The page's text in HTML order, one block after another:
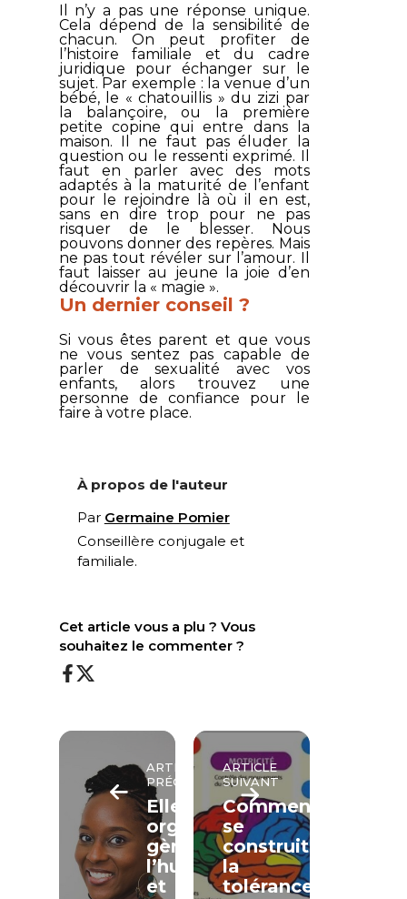
Il n’y a pas une réponse unique.
Cela dépend de la sensibilité de
chacun. On peut profiter de
l’histoire familiale et du cadre
juridique pour échanger sur le
sujet. Par exemple : la venue d’un
bébé, le « chatouillis » du zizi par
la balançoire, ou la première
petite copine qui entre dans la
maison. Il ne faut pas éluder la
question ou le ressenti exprimé. Il
faut en parler avec des mots
adaptés à la maturité de l’enfant
pour le rejoindre là où il en est,
sans en dire trop pour ne pas
risquer de le blesser. Nous
pouvons donner des repères. Mais
ne pas tout révéler sur l’amour. Il
faut laisser au jeune la joie d’en
découvrir la « magie ».
Un dernier conseil ?
Si vous êtes parent et que vous
ne vous sentez pas capable de
parler de sexualité avec vos
enfants, alors trouvez une
personne de confiance pour le
faire à votre place.
À propos de l'auteur
Par Germaine Pomier
Conseillère conjugale et
familiale.
Cet article vous a plu ? Vous
souhaitez le commenter ?
ARTICLE
PRÉCÉDENT
Elle
organise,
gère
l’humain,
et
ARTICLE
SUIVANT
Comment
se
construit
la
tolérance